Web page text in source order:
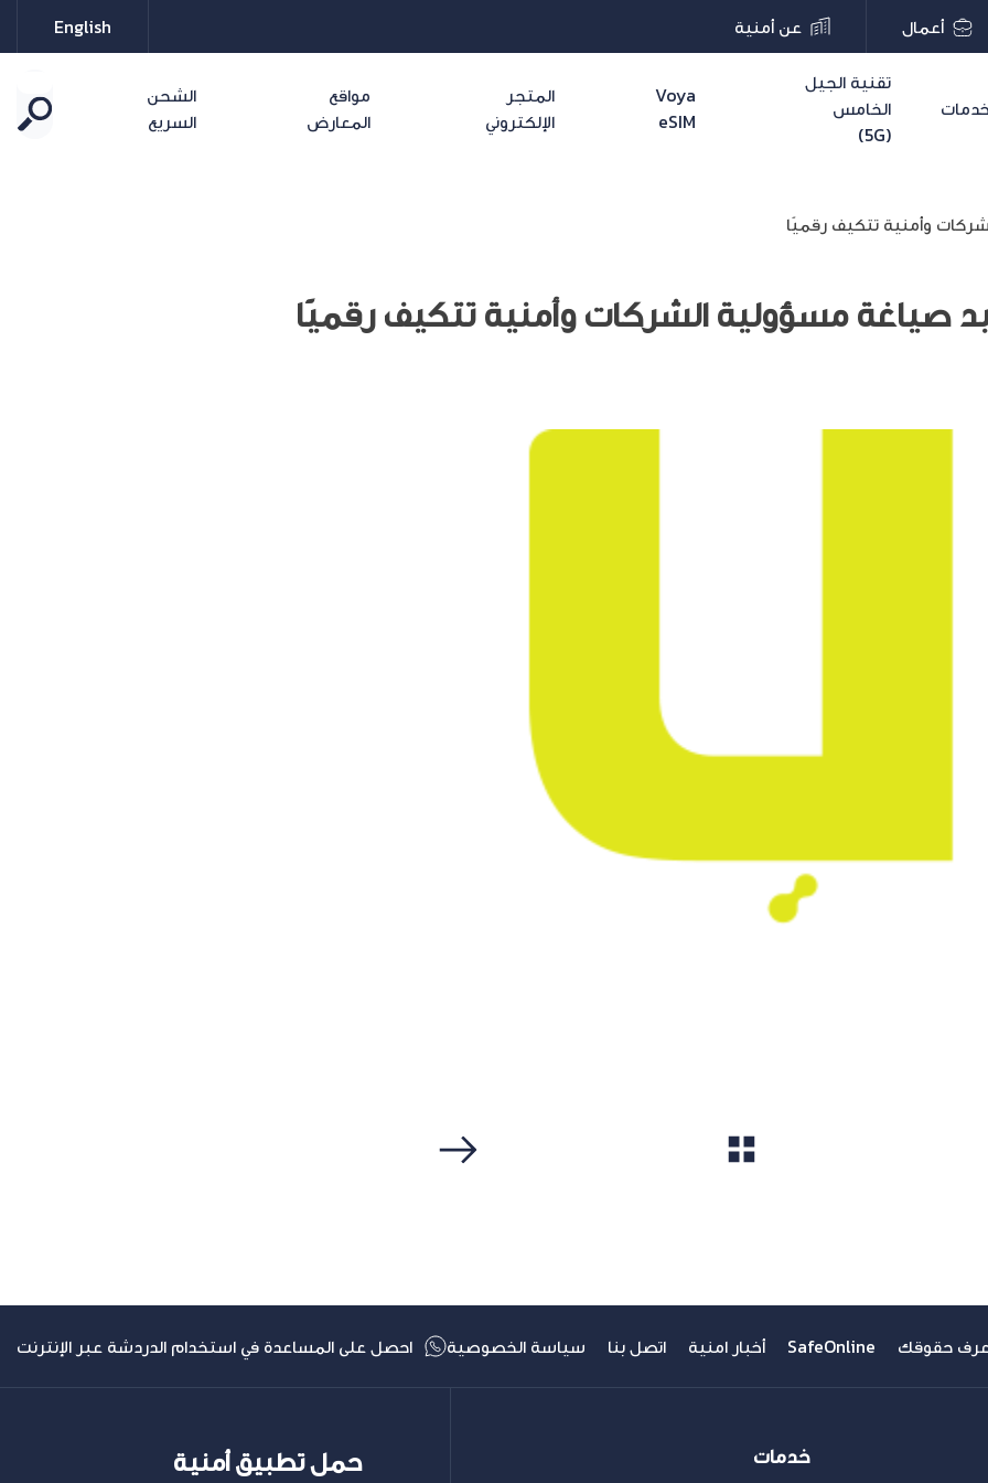
أعمال عن أمنية English
خدمات
تقنية الجيل
الخامس
(5G)
Voya
eSIM
المتجر
الإلكتروني
مواقع
المعارض
الشحن
السريع
وأمنية تتكيف رقميًا
صياغة مسؤولية الشركات وأمنية تتكيف رقميًا
حقوقك SafeOnline أخبار امنية اتصل بنا سياسة الخصوصية احصل على المساعدة في استخدام الدردشة عبر الإنترنت
خدمات حمل تطبيق أمنية